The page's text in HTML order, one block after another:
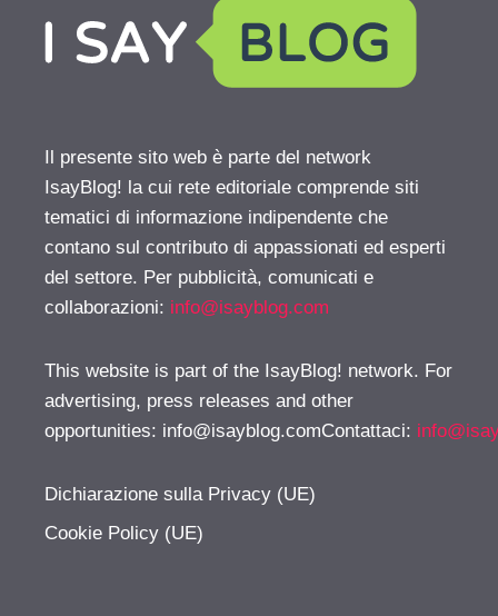
Il presente sito web è parte del network
IsayBlog! la cui rete editoriale comprende siti
tematici di informazione indipendente che
contano sul contributo di appassionati ed esperti
del settore. Per pubblicità, comunicati e
collaborazioni: info@isayblog.com
This website is part of the IsayBlog! network. For
advertising, press releases and other
opportunities: info@isayblog.comContattaci:
Dichiarazione sulla Privacy (UE)
Cookie Policy (UE)